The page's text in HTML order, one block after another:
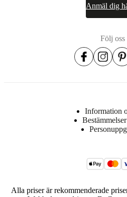
Anmäl dig
Följ oss
Information
Alla priser är rekommenderade